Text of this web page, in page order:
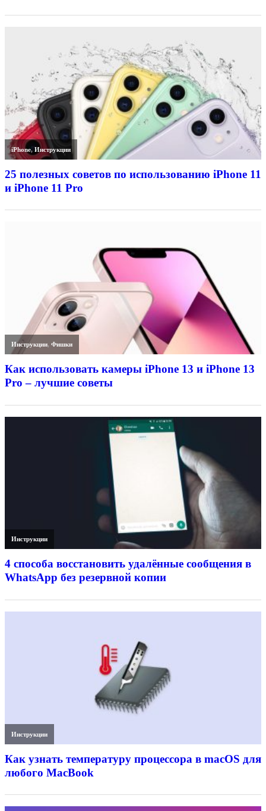
iPhone,Инструкции
25 полезных советов по использованию iPhone 11
и iPhone 11 Pro
Инструкции,Фишки
Как использовать камеры iPhone 13 и iPhone 13
Pro – лучшие советы
Инструкции
4 способа восстановить удалённые сообщения в
WhatsApp без резервной копии
Инструкции
Как узнать температуру процессора в macOS для
любого MacBook